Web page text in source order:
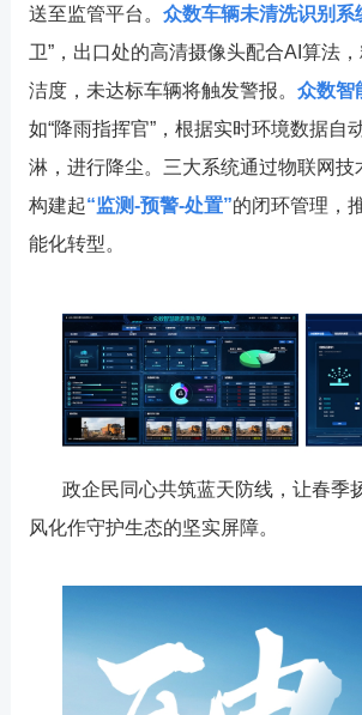
送至监管平台。 众数车辆未清洗识别系
卫”，出口处的高清摄像头配合AI 算法
洁度，未达标车辆将触发警报。 众数智
如“降雨指挥官”，根据实时环境数据自
淋，进行降尘。三大系统通过物联网技
构建起“监测-预警-处置”的闭环管理，
能化转型。
政企民同心共筑蓝天防线，让春季
风化作守护生态的坚实屏障。